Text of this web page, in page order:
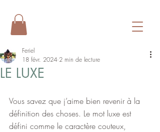
LE LUXE
Feriel
18 févr. 2024 2 min de lecture
Vous savez que j’aime bien revenir à la
définition des choses. Le mot luxe est
défini comme le caractère couteux,